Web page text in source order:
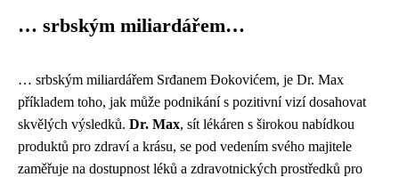
… srbským miliardářem…
… srbským miliardářem Srđanem Đokovićem, je Dr. Max
příkladem toho, jak může podnikání s pozitivní vizí dosahovat
skvělých výsledků. Dr. Max, sít lékáren s širokou nabídkou
produktů pro zdraví a krásu, se pod vedením svého majitele
zaměřuje na dostupnost léků a zdravotnických prostředků pro